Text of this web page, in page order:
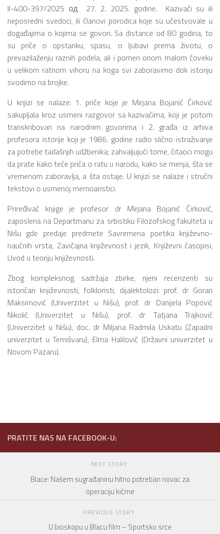
II-400-397/2025 од 27. 2. 2025. godine. Kazivači su ili
neposredni svedoci, ili članovi porodica koje su učestvovale u
događajima o kojima se govori. Sa distance od 80 godina, to
su priče o opstanku, spasu, o ljubavi prema životu, o
prevazilaženju raznih podela, ali i pomen onom malom čoveku
u velikom ratnom vihoru na koga svi zaboravimo dok istoriju
svodimo na brojke.
U knjizi se nalaze: 1. priče koje je Mirjana Bojanić Ćirković
sakupljala kroz usmeni razgovor sa kazivačima, koji je potom
transkribovan na narodnim govorima i 2. građa iz arhiva
profesora istorije koji je 1986. godine radio slično istraživanje
za potrebe tadašnjih udžbenika; zahvaljujući tome, čitaoci mogu
da prate kako teče priča o ratu u narodu, kako se menja, šta se
vremenom zaboravlja, a šta ostaje. U knjizi se nalaze i stručni
tekstovi o usmenoj memoaristici.
Priređivač knjige je profesor dr Mirjana Bojanić Ćirković,
zaposlena na Departmanu za srbistiku Filozofskog fakulteta u
Nišu gde predaje predmete Savremena poetika književno-
naučnih vrsta, Zavičajna književnost i jezik, Književni časopisi,
Uvod u teoriju književnosti.
Zbog kompleksnog sadržaja zbirke, njeni recenzenti su
istoričari književnosti, folkloristi, dijalektolozi: prof. dr Goran
Maksimović (Univerzitet u Nišu), prof. dr Danijela Popović
Nikolić (Univerzitet u Nišu), prof. dr Tatjana Trajković
(Univerzitet u Nišu), doc. dr Miljana Radmila Uskatu (Zapadni
univerzitet u Temišvaru), Elma Halilović (Državni univerzitet u
Novom Pazaru).
PRATITE NAS NA FACEBOOK-U:
NEXT STORY
Blace: Našem sugrađaninu hitno potreban novac za
operaciju kičme
PREVIOUS STORY
U bioskopu u Blacu film – Sportsko srce